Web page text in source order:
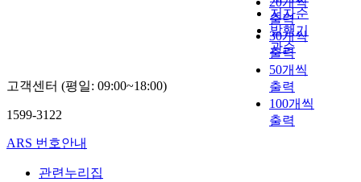
저자순
발행기
관순
출력
30개씩
출력
50개씩
출력
100개씩
출력
고객센터 (평일: 09:00~18:00)
1599-3122
ARS 번호안내
관련누리집